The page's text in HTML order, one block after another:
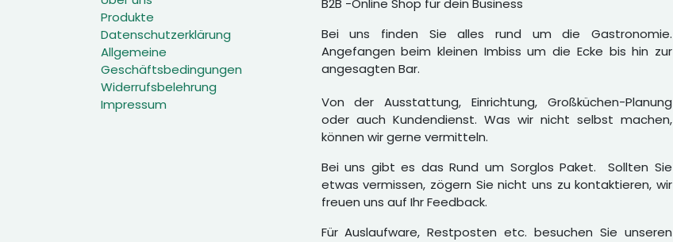
Produkte
Datenschutzerklärung
Allgemeine
Geschäftsbedingungen
Widerrufsbelehrung
Impressum
B2B -Online Shop für dein Business
Bei uns finden Sie alles rund um die Gastronomie.
Angefangen beim kleinen Imbiss um die Ecke bis hin zur
angesagten Bar.
Von der Ausstattung, Einrichtung, Großküchen-Planung
oder auch Kundendienst. Was wir nicht selbst machen,
können wir gerne vermitteln.
Bei uns gibt es das Rund um Sorglos Paket. Sollten Sie
etwas vermissen, zögern Sie nicht uns zu kontaktieren, wir
freuen uns auf Ihr Feedback.
Für Auslaufware, Restposten etc. besuchen Sie unseren